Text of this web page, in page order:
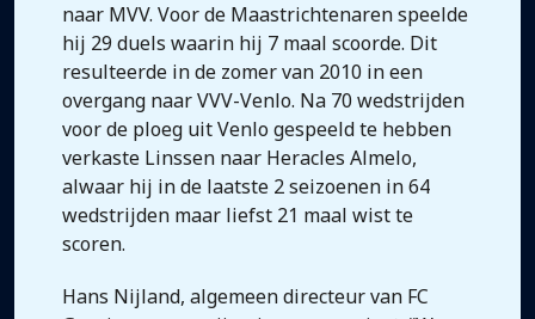
naar MVV. Voor de Maastrichtenaren speelde
hij 29 duels waarin hij 7 maal scoorde. Dit
resulteerde in de zomer van 2010 in een
overgang naar VVV-Venlo. Na 70 wedstrijden
voor de ploeg uit Venlo gespeeld te hebben
verkaste Linssen naar Heracles Almelo,
alwaar hij in de laatste 2 seizoenen in 64
wedstrijden maar liefst 21 maal wist te
scoren.
Hans Nijland, algemeen directeur van FC